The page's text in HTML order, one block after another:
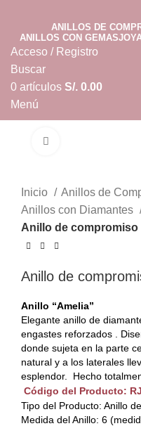
ANILLOS DE
ANILLOS CON GEMAS
Acceso / Registro
Buscar
0 artículos S/. 0.00
Menú
artículos
Inicio
Anillos de
Anillos con Diamantes
Anillo de compromiso
Anillo de
Anillo “Amelia”
Elegante anillo de
engastes reforzados .
donde sujeta en la parte
natural y a los laterales
esplendor. Hecho
Código del Producto:
Tipo del Producto: Anillo
Medida del Anillo: 6